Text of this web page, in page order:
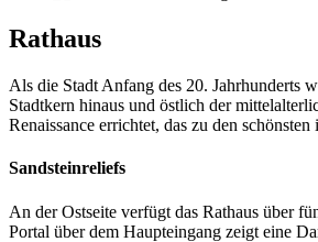
Rathaus
Als die Stadt Anfang des 20. Jahrhunderts
Stadtkern hinaus und östlich der
Renaissance errichtet, das zu den
Sandsteinreliefs
An der Ostseite verfügt das Rathaus über
Portal über dem Haupteingang zeigt eine